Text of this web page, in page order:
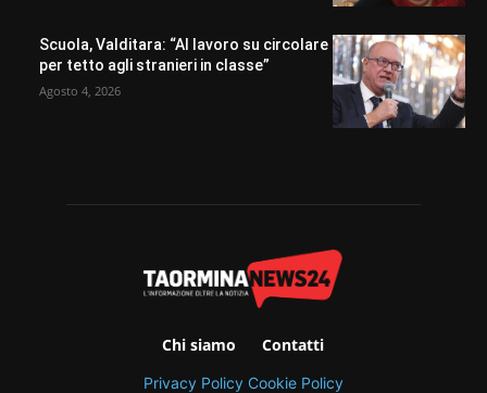
Scuola, Valditara: “Al lavoro su circolare
per tetto agli stranieri in classe”
Agosto 4, 2026
Chi siamo Contatti
Privacy Policy Cookie Policy